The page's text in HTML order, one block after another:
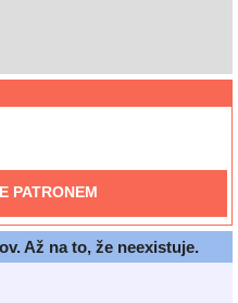
PATRONEM
Až na to, že neexistuje.